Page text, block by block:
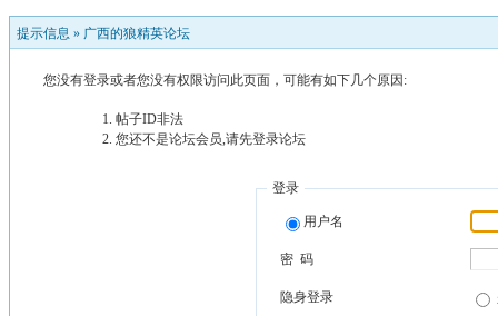
提示信息 » 广西的狼精英论坛
您没有登录或者您没有权限访问此页面，可能有如下几个原因:
帖子ID非法
您还不是论坛会员,请先登录论坛
登录
用户名
密 码
隐身登录